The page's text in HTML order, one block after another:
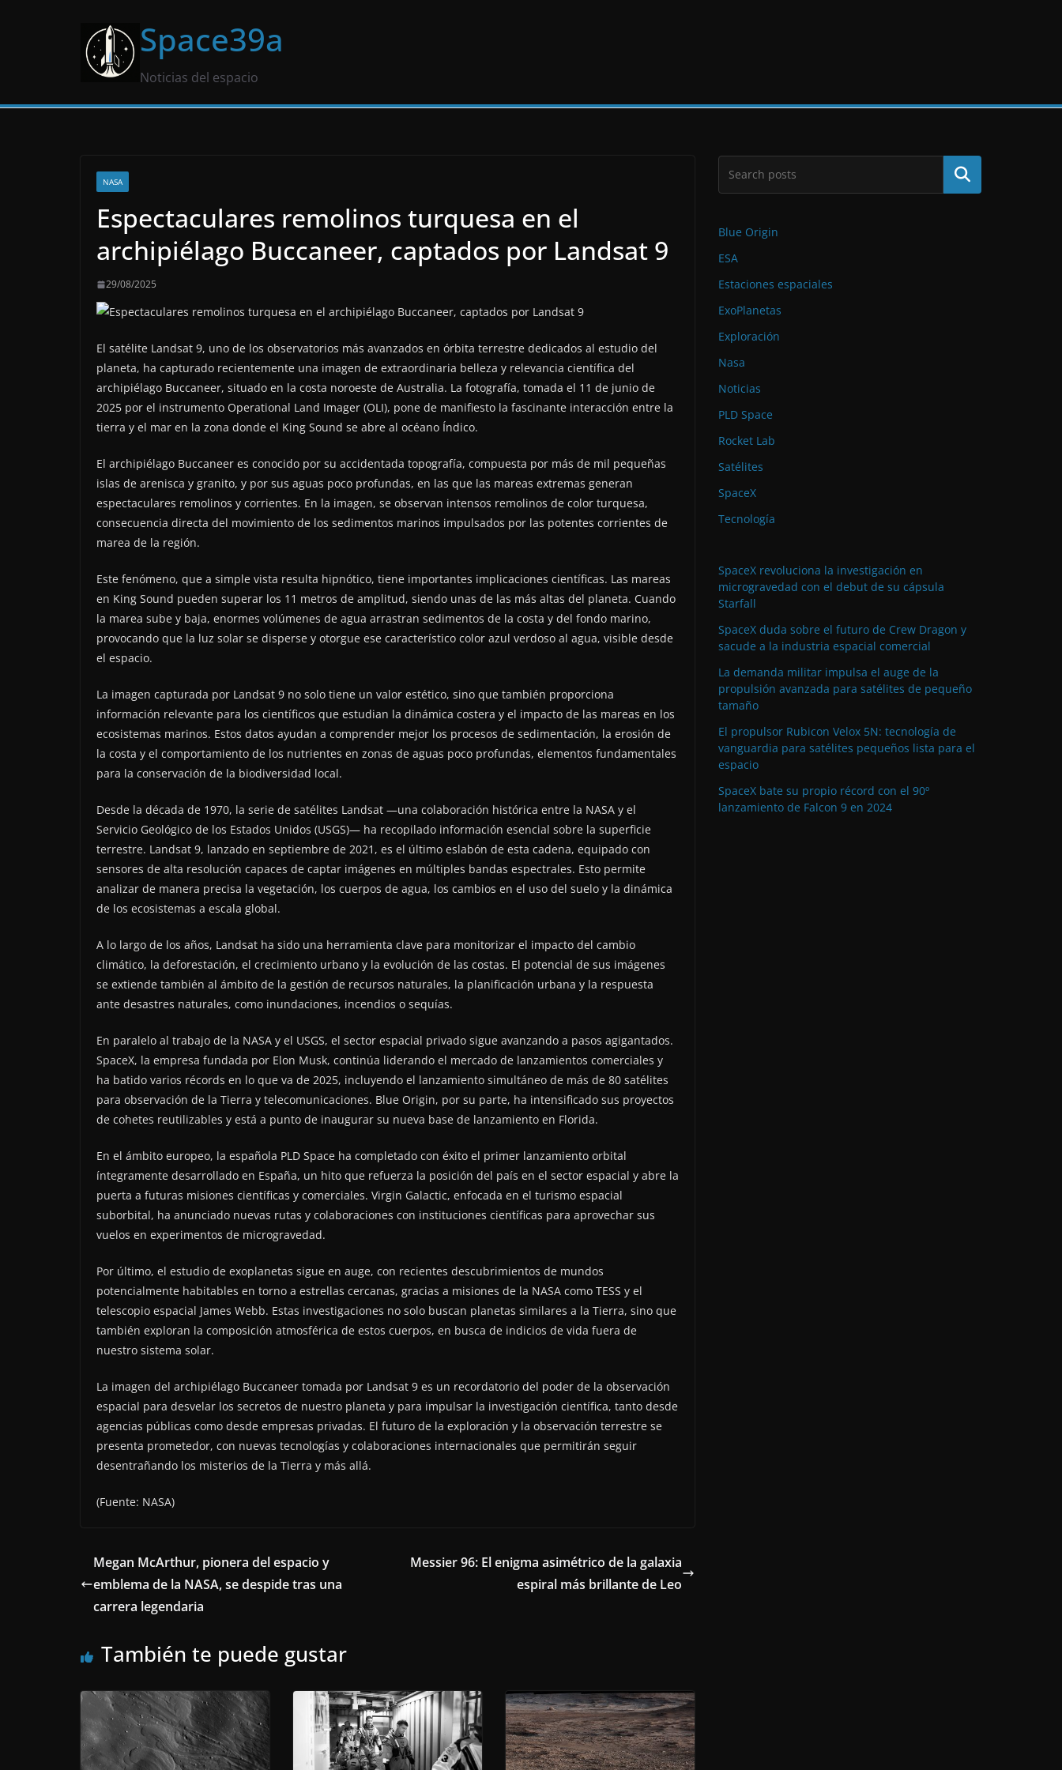
Space39a
Noticias del espacio
NASA
Espectaculares remolinos turquesa en el
archipiélago Buccaneer, captados por Landsat 9
29/08/2025
El satélite Landsat 9, uno de los observatorios más avanzados en órbita terrestre dedicados al estudio del
planeta, ha capturado recientemente una imagen de extraordinaria belleza y relevancia científica del
archipiélago Buccaneer, situado en la costa noroeste de Australia. La fotografía, tomada el 11 de junio de
2025 por el instrumento Operational Land Imager (OLI), pone de manifiesto la fascinante interacción entre la
tierra y el mar en la zona donde el King Sound se abre al océano Índico.
El archipiélago Buccaneer es conocido por su accidentada topografía, compuesta por más de mil pequeñas
islas de arenisca y granito, y por sus aguas poco profundas, en las que las mareas extremas generan
espectaculares remolinos y corrientes. En la imagen, se observan intensos remolinos de color turquesa,
consecuencia directa del movimiento de los sedimentos marinos impulsados por las potentes corrientes de
marea de la región.
Este fenómeno, que a simple vista resulta hipnótico, tiene importantes implicaciones científicas. Las mareas
en King Sound pueden superar los 11 metros de amplitud, siendo unas de las más altas del planeta. Cuando
la marea sube y baja, enormes volúmenes de agua arrastran sedimentos de la costa y del fondo marino,
provocando que la luz solar se disperse y otorgue ese característico color azul verdoso al agua, visible desde
el espacio.
La imagen capturada por Landsat 9 no solo tiene un valor estético, sino que también proporciona
información relevante para los científicos que estudian la dinámica costera y el impacto de las mareas en los
ecosistemas marinos. Estos datos ayudan a comprender mejor los procesos de sedimentación, la erosión de
la costa y el comportamiento de los nutrientes en zonas de aguas poco profundas, elementos fundamentales
para la conservación de la biodiversidad local.
Desde la década de 1970, la serie de satélites Landsat —una colaboración histórica entre la NASA y el
Servicio Geológico de los Estados Unidos (USGS)— ha recopilado información esencial sobre la superficie
terrestre. Landsat 9, lanzado en septiembre de 2021, es el último eslabón de esta cadena, equipado con
sensores de alta resolución capaces de captar imágenes en múltiples bandas espectrales. Esto permite
analizar de manera precisa la vegetación, los cuerpos de agua, los cambios en el uso del suelo y la dinámica
de los ecosistemas a escala global.
A lo largo de los años, Landsat ha sido una herramienta clave para monitorizar el impacto del cambio
climático, la deforestación, el crecimiento urbano y la evolución de las costas. El potencial de sus imágenes
se extiende también al ámbito de la gestión de recursos naturales, la planificación urbana y la respuesta
ante desastres naturales, como inundaciones, incendios o sequías.
En paralelo al trabajo de la NASA y el USGS, el sector espacial privado sigue avanzando a pasos agigantados.
SpaceX, la empresa fundada por Elon Musk, continúa liderando el mercado de lanzamientos comerciales y
ha batido varios récords en lo que va de 2025, incluyendo el lanzamiento simultáneo de más de 80 satélites
para observación de la Tierra y telecomunicaciones. Blue Origin, por su parte, ha intensificado sus proyectos
de cohetes reutilizables y está a punto de inaugurar su nueva base de lanzamiento en Florida.
En el ámbito europeo, la española PLD Space ha completado con éxito el primer lanzamiento orbital
íntegramente desarrollado en España, un hito que refuerza la posición del país en el sector espacial y abre la
puerta a futuras misiones científicas y comerciales. Virgin Galactic, enfocada en el turismo espacial
suborbital, ha anunciado nuevas rutas y colaboraciones con instituciones científicas para aprovechar sus
vuelos en experimentos de microgravedad.
Por último, el estudio de exoplanetas sigue en auge, con recientes descubrimientos de mundos
potencialmente habitables en torno a estrellas cercanas, gracias a misiones de la NASA como TESS y el
telescopio espacial James Webb. Estas investigaciones no solo buscan planetas similares a la Tierra, sino que
también exploran la composición atmosférica de estos cuerpos, en busca de indicios de vida fuera de
nuestro sistema solar.
La imagen del archipiélago Buccaneer tomada por Landsat 9 es un recordatorio del poder de la observación
espacial para desvelar los secretos de nuestro planeta y para impulsar la investigación científica, tanto desde
agencias públicas como desde empresas privadas. El futuro de la exploración y la observación terrestre se
presenta prometedor, con nuevas tecnologías y colaboraciones internacionales que permitirán seguir
desentrañando los misterios de la Tierra y más allá.
(Fuente: NASA)
Megan McArthur, pionera del espacio y
emblema de la NASA, se despide tras una
carrera legendaria
Messier 96: El enigma asimétrico de la galaxia
espiral más brillante de Leo
También te puede gustar
Buscar
Blue Origin
ESA
Estaciones espaciales
ExoPlanetas
Exploración
Nasa
Noticias
PLD Space
Rocket Lab
Satélites
SpaceX
Tecnología
SpaceX revoluciona la investigación en
microgravedad con el debut de su cápsula
Starfall
SpaceX duda sobre el futuro de Crew Dragon y
sacude a la industria espacial comercial
La demanda militar impulsa el auge de la
propulsión avanzada para satélites de pequeño
tamaño
El propulsor Rubicon Velox 5N: tecnología de
vanguardia para satélites pequeños lista para el
espacio
SpaceX bate su propio récord con el 90º
lanzamiento de Falcon 9 en 2024